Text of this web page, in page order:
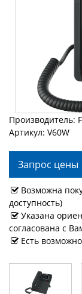
Производитель:
Артикул: V60W
Запрос цены
Возможна
доступность)
Указана
согласована с
Есть